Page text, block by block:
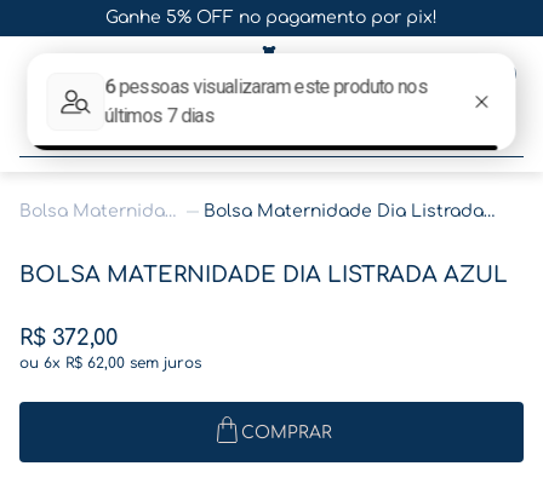
Ganhe 5% OFF no pagamento por pix!
1º gestante
3º pasta gestante
pasta
Bolsa Maternidade Bolsa Maternidade Dia Listrada Azul
BOLSA MATERNIDADE DIA LISTRADA AZUL
R$ 372,00
ou 6x R$ 62,00 sem juros
COMPRAR